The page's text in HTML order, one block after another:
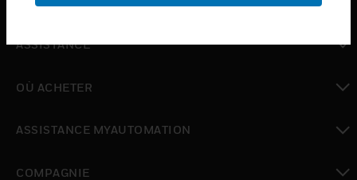
ASSISTANCE
OÙ ACHETER
ASSISTANCE MYAUTOMATION
COMPAGNIE